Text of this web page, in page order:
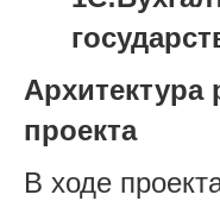
проекта
В ходе